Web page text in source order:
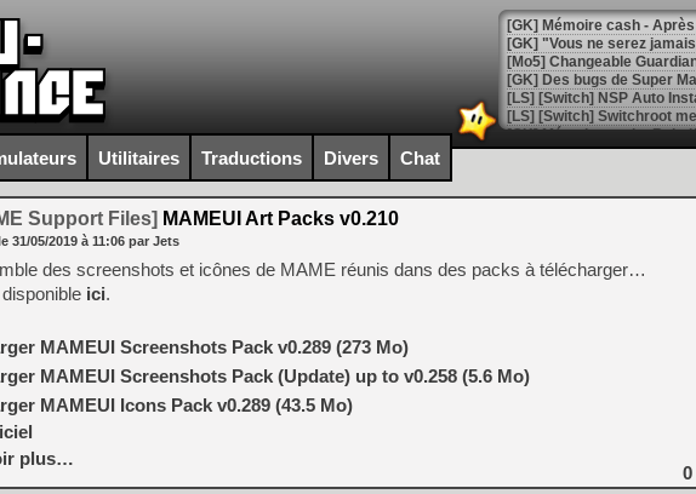
[GK] Mémoire cash -
[GK] "Vous ne serez
[Mo5] Changeable
[GK] Des bugs de Super
[LS] [Switch] NSP Auto
[GK] La saga horrifique
[GK] Le portage de Super
[Mo5] Le jeu de course
[GK] Guillermo del Toro
[LTF] Eté 2026 - Séquence 6
[GK] Mistfall Hunter : déjà
[GK] Wo Long 2 évolue
[GK] Crossfire : un TPS à
[LS] [PS5] Premiers
Utilitaires Traductions Divers Chat
Support Files] MAMEUI Art Packs v0.210
31/05/2019 à 11:06 par Jets
des screenshots et icônes de MAME réunis dans des packs à télécharger…
ici.
MAMEUI Screenshots Pack v0.289 (273 Mo)
MAMEUI Screenshots Pack (Update) up to v0.258 (5.6 Mo)
MAMEUI Icons Pack v0.289 (43.5 Mo)
plus…
0